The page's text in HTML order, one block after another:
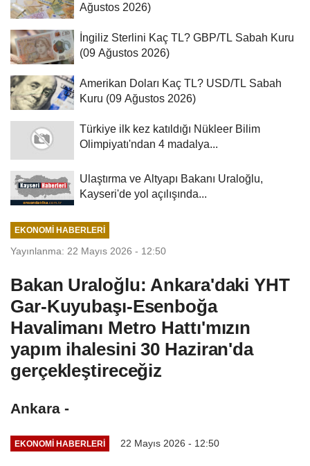
Ağustos 2026)
İngiliz Sterlini Kaç TL? GBP/TL Sabah Kuru
(09 Ağustos 2026)
Amerikan Doları Kaç TL? USD/TL Sabah
Kuru (09 Ağustos 2026)
Türkiye ilk kez katıldığı Nükleer Bilim
Olimpiyatı'ndan 4 madalya...
Ulaştırma ve Altyapı Bakanı Uraloğlu,
Kayseri'de yol açılışında...
EKONOMI HABERLERI
Yayınlanma: 22 Mayıs 2026 - 12:50
Bakan Uraloğlu: Ankara'daki YHT
Gar-Kuyubaşı-Esenboğa
Havalimanı Metro Hattı'mızın
yapım ihalesini 30 Haziran'da
gerçekleştireceğiz
Ankara -
EKONOMI HABERLERI 22 Mayıs 2026 - 12:50